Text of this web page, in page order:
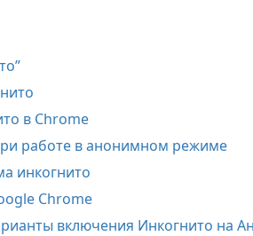
в Chrome
работе в анонимном режиме
инкогнито
Chrome
включения Инкогнито на